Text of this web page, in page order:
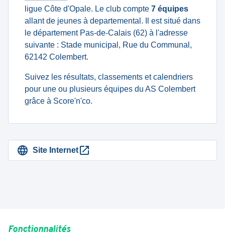
ligue Côte d'Opale. Le club compte 7 équipes
allant de jeunes à departemental. Il est situé dans
le département Pas-de-Calais (62) à l'adresse
suivante : Stade municipal, Rue du Communal,
62142 Colembert.
Suivez les résultats, classements et calendriers
pour une ou plusieurs équipes du AS Colembert
grâce à Score'n'co.
Site Internet
Fonctionnalités